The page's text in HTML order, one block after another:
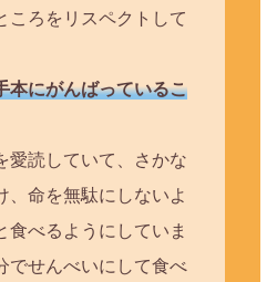
ころをリスペクトして
本にがんばっているこ
愛読していて、さかな
、命を無駄にしないよ
食べるようにしていま
でせんべいにして食べ